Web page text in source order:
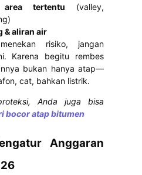
area tertentu (valley,
& aliran air
risiko, jangan
Karena begitu rembes
bukan hanya atap—
cat, bahkan listrik.
Anda juga bisa
bocor atap bitumen
Anggaran